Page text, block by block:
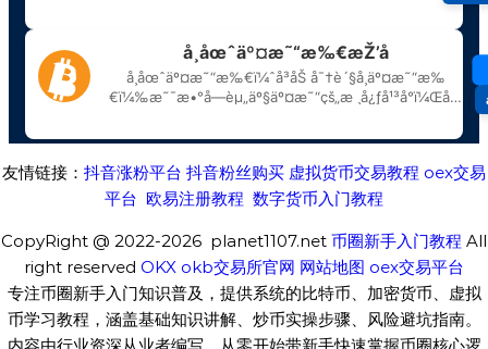
友情链接： 抖音涨粉平台 抖音粉丝购买 虚拟货币交易教程 oex交易
平台 欧易注册教程 数字货币入门教程
CopyRight @ 2022-2026 planet1107.net 币圈新手入门教程 All
right reserved OKX okb交易所官网 网站地图 oex交易平台
专注币圈新手入门知识普及，提供系统的比特币、加密货币、虚拟
币学习教程，涵盖基础知识讲解、炒币实操步骤、风险避坑指南。